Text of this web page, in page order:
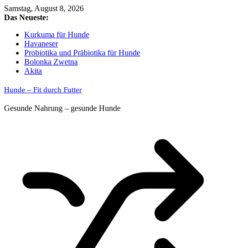
Skip
to
Samstag, August 8, 2026
Das Neueste:
Kurkuma für Hunde
Havaneser
Probiotika und Präbiotika für Hunde
Bolonka Zwetna
Akita
Hunde – Fit durch Futter
Gesunde Nahrung – gesunde Hunde